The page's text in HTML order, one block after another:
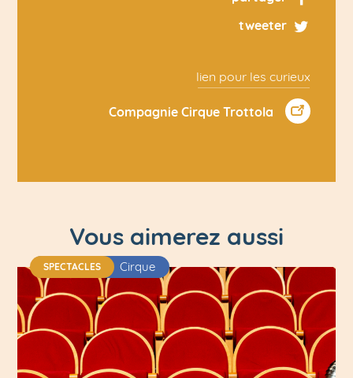
tweeter
lien pour les curieux
Compagnie Cirque Trottola
Vous aimerez aussi
SPECTACLES Cirque